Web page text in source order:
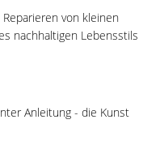
von kleinen
nachhaltigen Lebensstils
Anleitung - die Kunst